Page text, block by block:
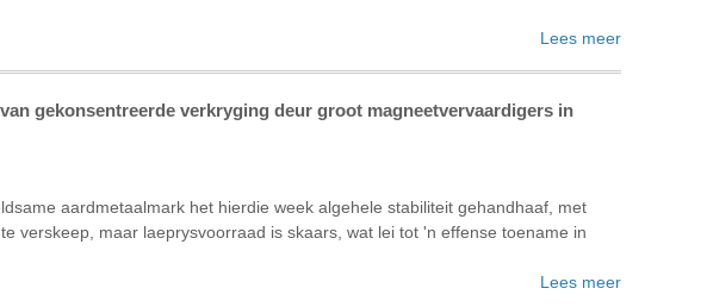
Lees meer
gekonsentreerde verkryging deur groot magneetvervaardigers in
aardmetaalmark het hierdie week algehele stabiliteit gehandhaaf, met
verskeep, maar laeprysvoorraad is skaars, wat lei tot 'n effense toename in
Lees meer